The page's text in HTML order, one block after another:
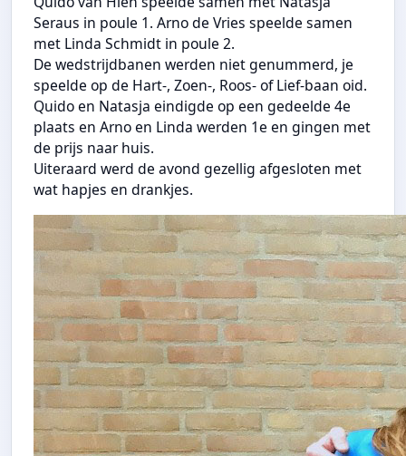
Seraus in poule 1. Arno de Vries speelde samen
met Linda Schmidt in poule 2.
De wedstrijdbanen werden niet genummerd, je
speelde op de Hart-, Zoen-, Roos- of Lief-baan oid.
Quido en Natasja eindigde op een gedeelde 4e
plaats en Arno en Linda werden 1e en gingen met
de prijs naar huis.
Uiteraard werd de avond gezellig afgesloten met
wat hapjes en drankjes.